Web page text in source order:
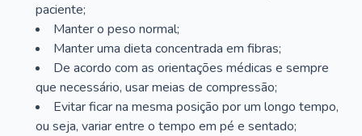
paciente;
Manter o peso normal;
Manter uma dieta concentrada em fibras;
De acordo com as orientações médicas e sempre
que necessário, usar meias de compressão;
Evitar ficar na mesma posição por um longo tempo,
ou seja, variar entre o tempo em pé e sentado;